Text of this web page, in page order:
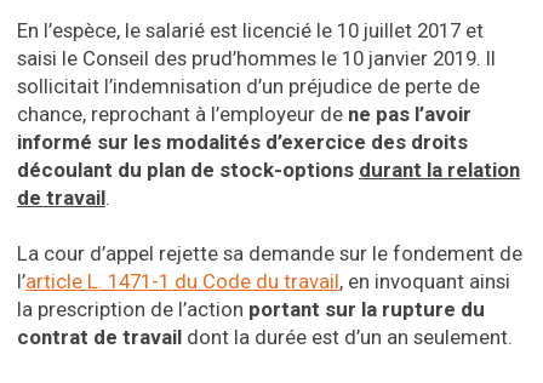
En l’espèce, le salarié est licencié le 10 juillet 2017 et
saisi le Conseil des prud’hommes le 10 janvier 2019. Il
sollicitait l’indemnisation d’un préjudice de perte de
chance, reprochant à l’employeur de ne pas l’avoir
informé sur les modalités d’exercice des droits
découlant du plan de stock-options durant la relation
de travail.
La cour d’appel rejette sa demande sur le fondement de
l’article L. 1471-1 du Code du travail, en invoquant ainsi
la prescription de l’action portant sur la rupture du
contrat de travail dont la durée est d’un an seulement.